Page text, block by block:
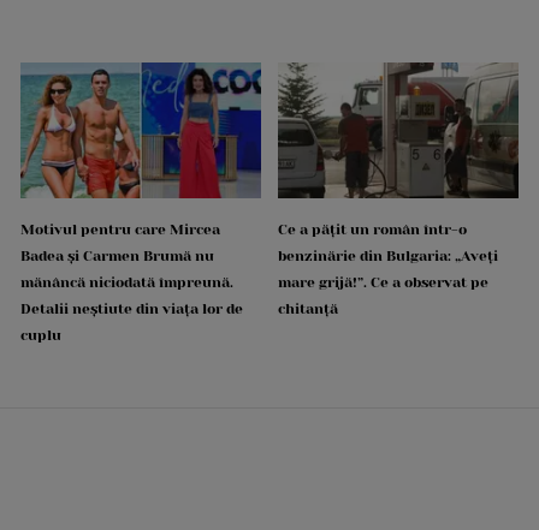
Motivul pentru care Mircea
Badea și Carmen Brumă nu
mănâncă niciodată împreună.
Detalii neștiute din viața lor de
cuplu
Ce a pățit un român într-o
benzinărie din Bulgaria: „Aveți
mare grijă!”. Ce a observat pe
chitanță